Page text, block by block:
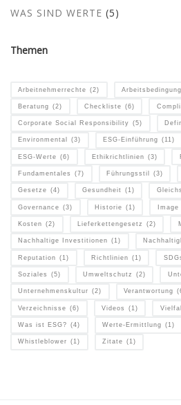
WAS SIND WERTE (5)
Themen
Arbeitnehmerrechte (2)
Beratung (2) Checkliste (6)
Corporate Social Responsibility (5)
Environmental (3) ESG-Einführung (11)
ESG-Werte (6) Ethikrichtlinien (3)
Fundamentales (7) Führungsstil (3)
Gesetze (4) Gesundheit (1)
Governance (3) Historie (1) Image
Kosten (2) Lieferkettengesetz (2)
Nachhaltige Investitionen (1)
Reputation (1) Richtlinien (1)
Soziales (5) Umweltschutz (2)
Unternehmenskultur (2) Verantwortung
Verzeichnisse (6) Videos (1)
Was ist ESG? (4) Werte-Ermittlung (1)
Whistleblower (1) Zitate (1)